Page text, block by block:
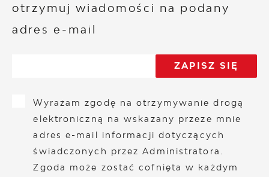
otrzymuj wiadomości na podany
adres e-mail
Wyrażam zgodę na otrzymywanie drogą
elektroniczną na wskazany przeze mnie
adres e-mail informacji dotyczących
świadczonych przez Administratora.
Zgoda może zostać cofnięta w każdym